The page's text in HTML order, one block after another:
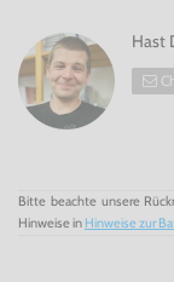
Hast
Bitte beachte unsere
Hinweise in Hinweise zur